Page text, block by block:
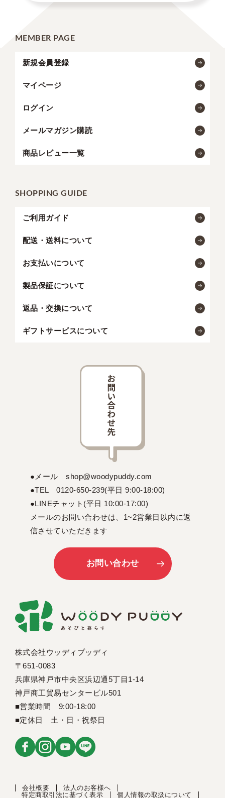
MEMBER PAGE
新規会員登録
マイページ
ログイン
メールマガジン購読
商品レビュー一覧
SHOPPING GUIDE
ご利用ガイド
配送・送料について
お支払いについて
製品保証について
返品・交換について
ギフトサービスについて
株式会社ウッディプッディ
〒651-0083
兵庫県神戸市中央区浜辺通5丁目1-14
神戸商工貿易センタービル501
■営業時間 9:00-18:00
■定休日 土・日・祝祭日
●メール shop@woodypuddy.com
●TEL 0120-650-239(平日 9:00-18:00)
●LINEチャット(平日 10:00-17:00)
メールのお問い合わせは、1~2営業日以内に返
信させていただきます
お問い合わせ
会社概要
法人のお客様へ
特定商取引法に基づく表示
個人情報の取扱について